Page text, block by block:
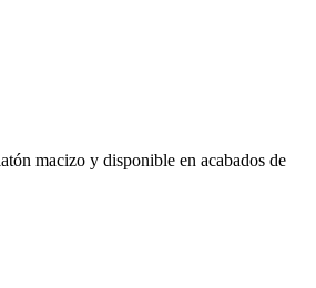
macizo y disponible en acabados de